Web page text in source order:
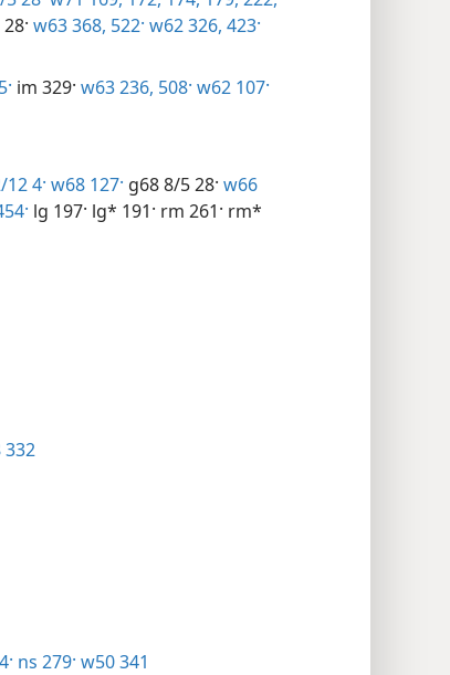
w63 368, 522· w62 326, 423·
im 329· w63 236, 508· w62 107·
4· w68 127· g68 8/5 28· w66
lg 197· lg* 191· rm 261· rm*
332
ns 279· w50 341